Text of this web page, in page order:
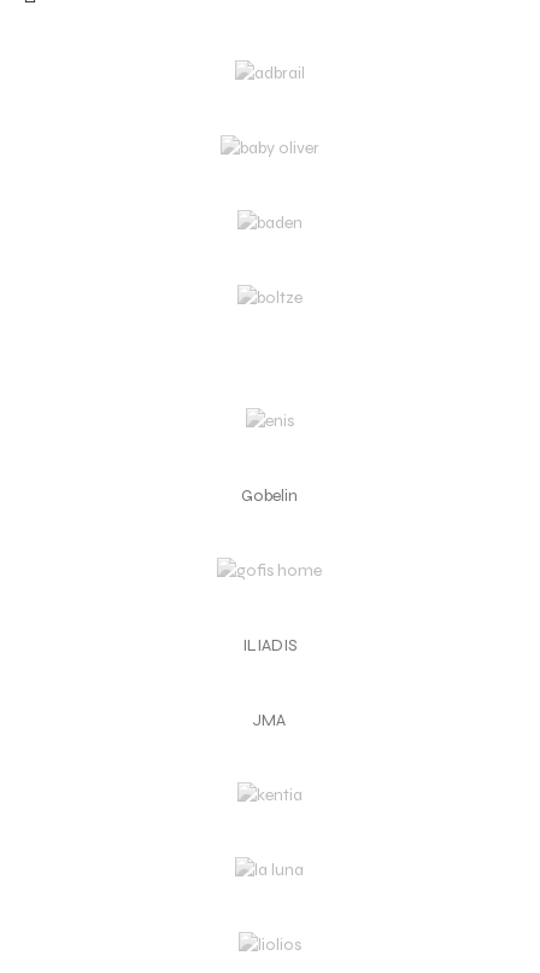
Gobelin
ILIADIS
JMA